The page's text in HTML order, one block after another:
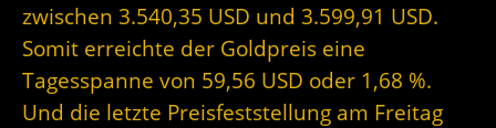
zwischen 3.540,35 USD und 3.599,91 USD.
Somit erreichte der Goldpreis eine
Tagesspanne von 59,56 USD oder 1,68 %.
Und die letzte Preisfeststellung am Freitag